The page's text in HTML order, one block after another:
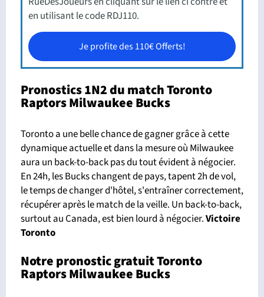
en utilisant le code RDJ110.
Je profite des 110€ Offerts!
Pronostics 1N2 du match Toronto
Raptors Milwaukee Bucks
Toronto a une belle chance de gagner grâce à cette
dynamique actuelle et dans la mesure où Milwaukee
aura un back-to-back pas du tout évident à négocier.
En 24h, les Bucks changent de pays, tapent 2h de vol,
le temps de changer d'hôtel, s'entraîner correctement,
récupérer après le match de la veille. Un back-to-back,
surtout au Canada, est bien lourd à négocier.Victoire
Toronto
Notre pronostic gratuit Toronto
Raptors Milwaukee Bucks